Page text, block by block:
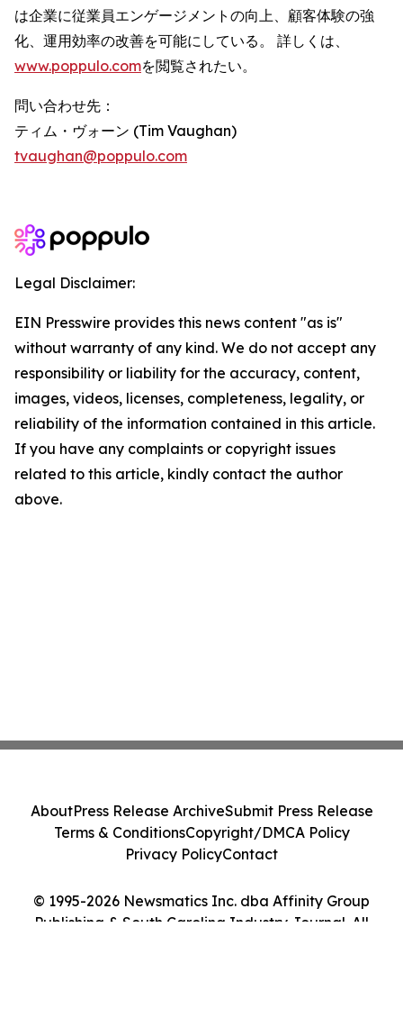
は企業に従業員エンゲージメントの向上、顧客体験の強
化、運用効率の改善を可能にしている。 詳しくは、
www.poppulo.comを閲覧されたい。
問い合わせ先：
ティム・ヴォーン (Tim Vaughan)
tvaughan@poppulo.com
Legal Disclaimer:
EIN Presswire provides this news content "as is"
without warranty of any kind. We do not accept any
responsibility or liability for the accuracy, content,
images, videos, licenses, completeness, legality, or
reliability of the information contained in this article.
If you have any complaints or copyright issues
related to this article, kindly contact the author
above.
© 1995-2026 Newsmatics Inc. dba Affinity Group
Publishing & South Carolina Industry Journal. All
AboutPress Release ArchiveSubmit Press Release
Terms & ConditionsCopyright/DMCA Policy
Privacy PolicyContact